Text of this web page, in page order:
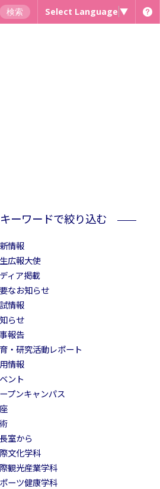
Select Language ▼
キーワードで絞り込む
情報
広報大使
ィア掲載
なお知らせ
情報
らせ
報告
・研究活動レポート
情報
ント
プンキャンパス
室から
文化学科
観光産業学科
ーツ健康学科